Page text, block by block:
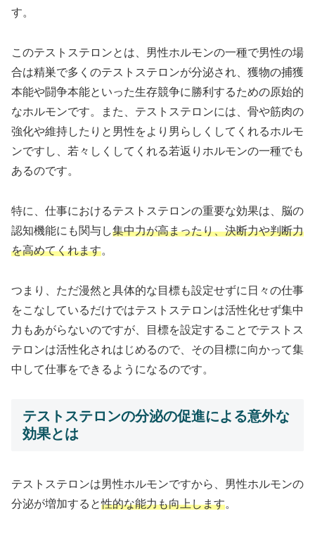
す。
このテストステロンとは、男性ホルモンの一種で男性の場
合は精巣で多くのテストステロンが分泌され、獲物の捕獲
本能や闘争本能といった生存競争に勝利するための原始的
なホルモンです。また、テストステロンには、骨や筋肉の
強化や維持したりと男性をより男らしくしてくれるホルモ
ンですし、若々しくしてくれる若返りホルモンの一種でも
あるのです。
特に、仕事におけるテストステロンの重要な効果は、脳の
認知機能にも関与し集中力が高まったり、決断力や判断力
を高めてくれます。
つまり、ただ漫然と具体的な目標も設定せずに日々の仕事
をこなしているだけではテストステロンは活性化せず集中
力もあがらないのですが、目標を設定することでテストス
テロンは活性化されはじめるので、その目標に向かって集
中して仕事をできるようになるのです。
テストステロンの分泌の促進による意外な
効果とは
テストステロンは男性ホルモンですから、男性ホルモンの
分泌が増加すると性的な能力も向上します。